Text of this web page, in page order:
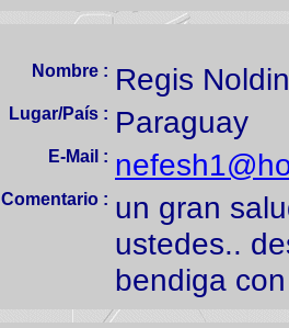
Nombre : Regis Noldin
Lugar/País : Paraguay
E-Mail :
Comentario : un gran
ustedes..
bendiga